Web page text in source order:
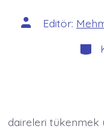
Yazının
yazarı
Editör:
daireleri tükenmek